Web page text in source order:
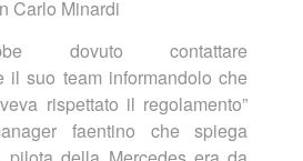
Carlo Minardi
dovuto contattare
il suo team informandolo che
rispettato il regolamento”
faentino che spiega